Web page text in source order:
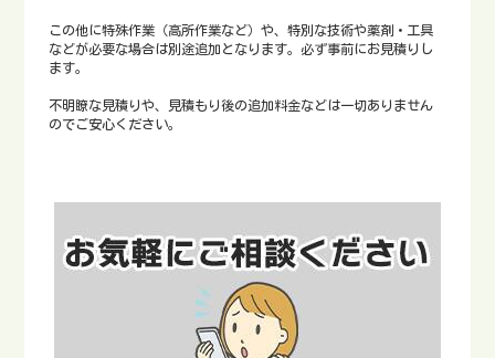
この他に特殊作業（高所作業など）や、特別な技術や薬剤・工具
などが必要な場合は別途追加となります。必ず事前にお見積りし
ます。
不明瞭な見積りや、見積もり後の追加料金などは一切ありません
のでご安心ください。